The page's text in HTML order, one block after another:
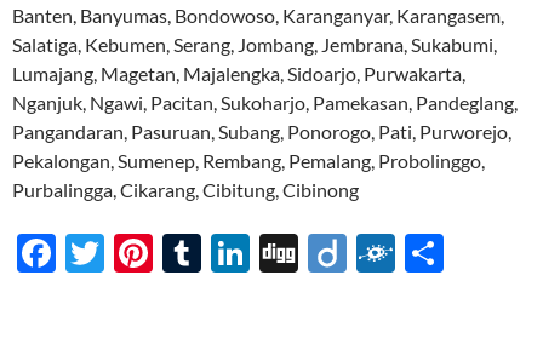
Banten, Banyumas, Bondowoso, Karanganyar, Karangasem,
Salatiga, Kebumen, Serang, Jombang, Jembrana, Sukabumi,
Lumajang, Magetan, Majalengka, Sidoarjo, Purwakarta,
Nganjuk, Ngawi, Pacitan, Sukoharjo, Pamekasan, Pandeglang,
Pangandaran, Pasuruan, Subang, Ponorogo, Pati, Purworejo,
Pekalongan, Sumenep, Rembang, Pemalang, Probolinggo,
Purbalingga, Cikarang, Cibitung, Cibinong
F
T
Pi T
Li
Di Di F